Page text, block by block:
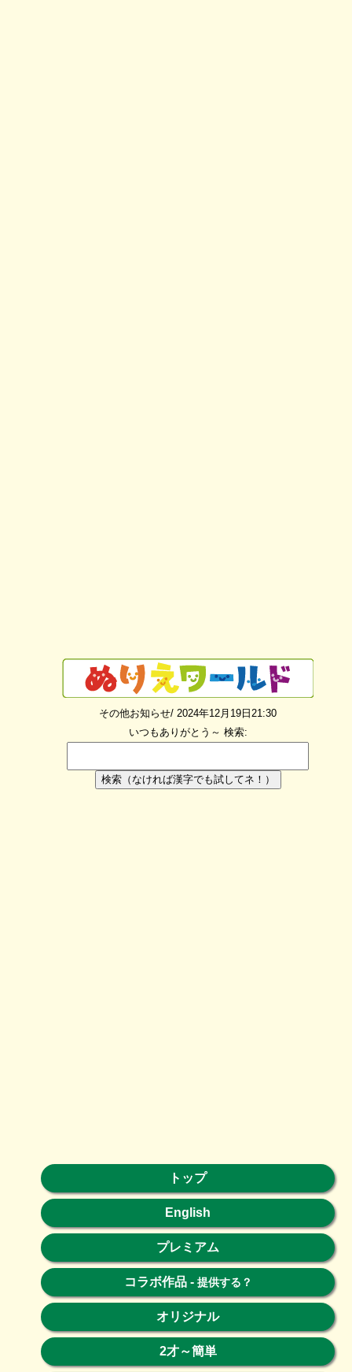
その他お知らせ/ 2024年12月19日21:30
いつもありがとう～ 検索:
検索（なければ漢字でも試してネ！）
トップ
English
プレミアム
コラボ作品- 提供する？
オリジナル
2才～簡単